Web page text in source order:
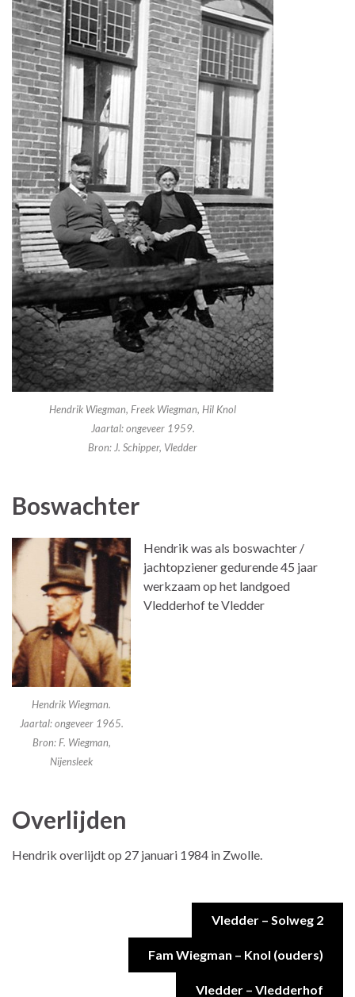
Hendrik Wiegman, Freek Wiegman, Hil Knol
Jaartal: ongeveer 1959.
Bron: J. Schipper, Vledder
Boswachter
Hendrik Wiegman.
Jaartal: ongeveer 1965.
Bron: F. Wiegman,
Nijensleek
Hendrik was als boswachter /
jachtopziener gedurende 45 jaar
werkzaam op het landgoed
Vledderhof te Vledder
Overlijden
Hendrik overlijdt op 27 januari 1984 in Zwolle.
Vledder – Solweg 2
Fam Wiegman – Knol (ouders)
Vledder – Vledderhof